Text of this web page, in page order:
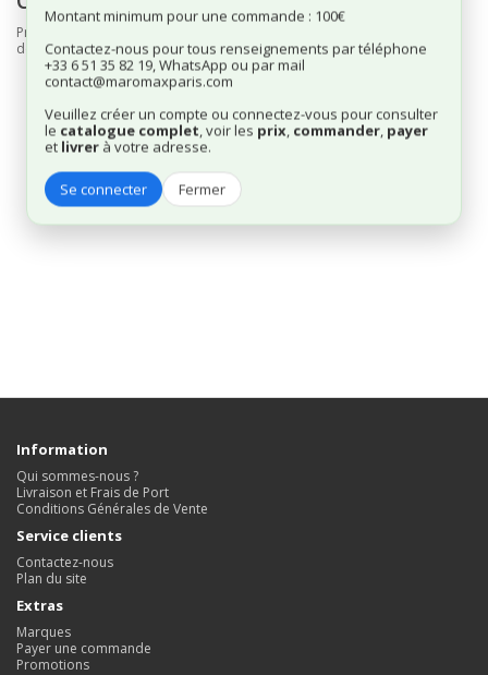
Montant minimum pour une commande : 100€
Contactez-nous pour tous renseignements par téléphone
+33 6 51 35 82 19, WhatsApp ou par mail
contact@maromaxparis.com
Veuillez créer un compte ou connectez-vous pour consulter
le catalogue complet, voir les prix, commander, payer
et livrer à votre adresse.
Se connecter Fermer
Produit en rupture de stock ou aucun article correspondant aux critères
de recherche.
Information
Qui sommes-nous ?
Livraison et Frais de Port
Conditions Générales de Vente
Service clients
Contactez-nous
Plan du site
Extras
Marques
Payer une commande
Promotions